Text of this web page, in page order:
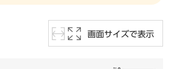
画面サイズで表示